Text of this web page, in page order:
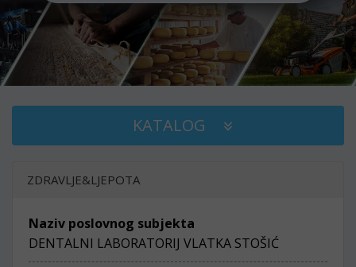
KATALOG
ZDRAVLJE&LJEPOTA
Naziv poslovnog subjekta
DENTALNI LABORATORIJ VLATKA STOŠIĆ